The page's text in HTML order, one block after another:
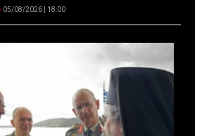
05/08/2026 | 18:00